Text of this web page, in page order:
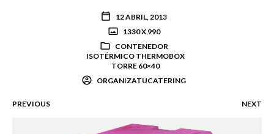
12 ABRIL, 2013
1330 X 990
CONTENEDOR
ISOTÉRMICO THERMOBOX
TORRE 60×40
ORGANIZATUCATERING
PREVIOUS NEXT